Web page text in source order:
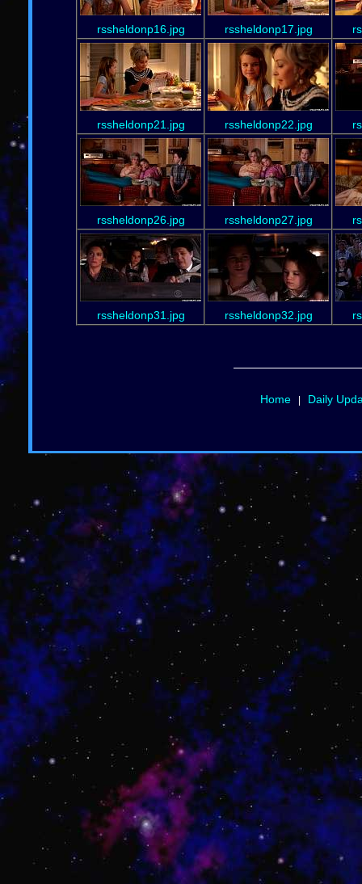
rssheldonp16.jpg rssheldonp17.jpg
rssheldonp21.jpg rssheldonp22.jpg
rssheldonp26.jpg rssheldonp27.jpg
rssheldonp31.jpg rssheldonp32.jpg
Home| Daily